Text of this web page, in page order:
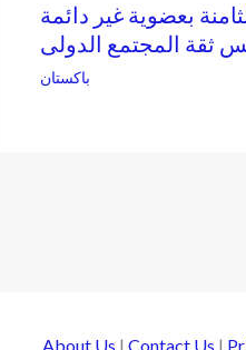
بعضوية غير دائمة
ثقة المجتمع الدولى
باكستان
About Us | Contact Us |